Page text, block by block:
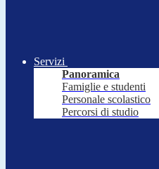
Servizi
Panoramica
Famiglie e studenti
Personale scolastico
Percorsi di studio